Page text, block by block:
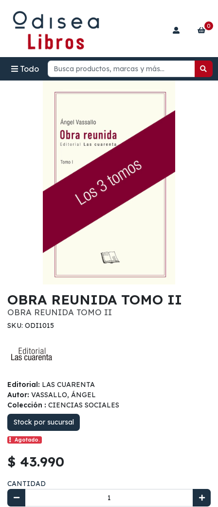
Todo
0
OBRA REUNIDA TOMO II
OBRA REUNIDA TOMO II
SKU: ODI1015
Editorial: LAS CUARENTA
Autor: VASSALLO, ÁNGEL
Colección : CIENCIAS SOCIALES
Stock por sucursal
Agotado.
$ 43.990
CANTIDAD